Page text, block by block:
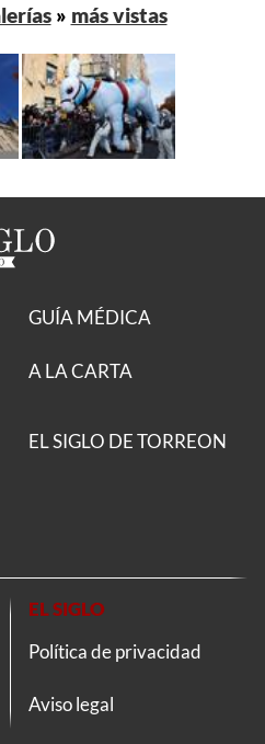
» más vistas
GUÍA MÉDICA
A LA CARTA
EL SIGLO DE TORREON
EL SIGLO
Política de privacidad
Aviso legal